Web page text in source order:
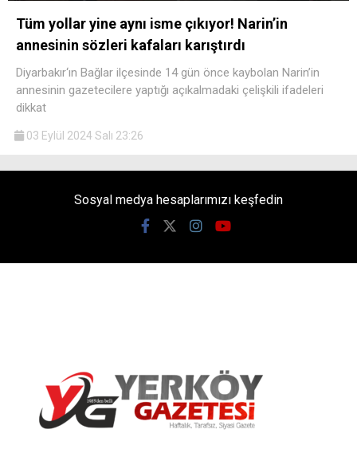
Tüm yollar yine aynı isme çıkıyor! Narin’in
annesinin sözleri kafaları karıştırdı
Diyarbakır‘ın Bağlar ilçesinde 14 gün önce kaybolan Narin’in
annesinin gazetecilere yaptığı açıkalmadaki çelişkili ifadeleri
dikkat
03 Eylül 2024 Salı 23:26
Sosyal medya hesaplarımızı keşfedin